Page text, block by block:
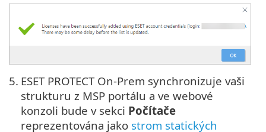
5. ESET PROTECT On-Prem synchronizuje vaši
strukturu z MSP portálu a ve webové
konzoli bude v sekci Počítače
reprezentována jako strom statických